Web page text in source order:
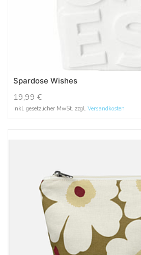
Spardose Wishes
19,99 €
Inkl. gesetzlicher MwSt. zzgl. Versandkosten